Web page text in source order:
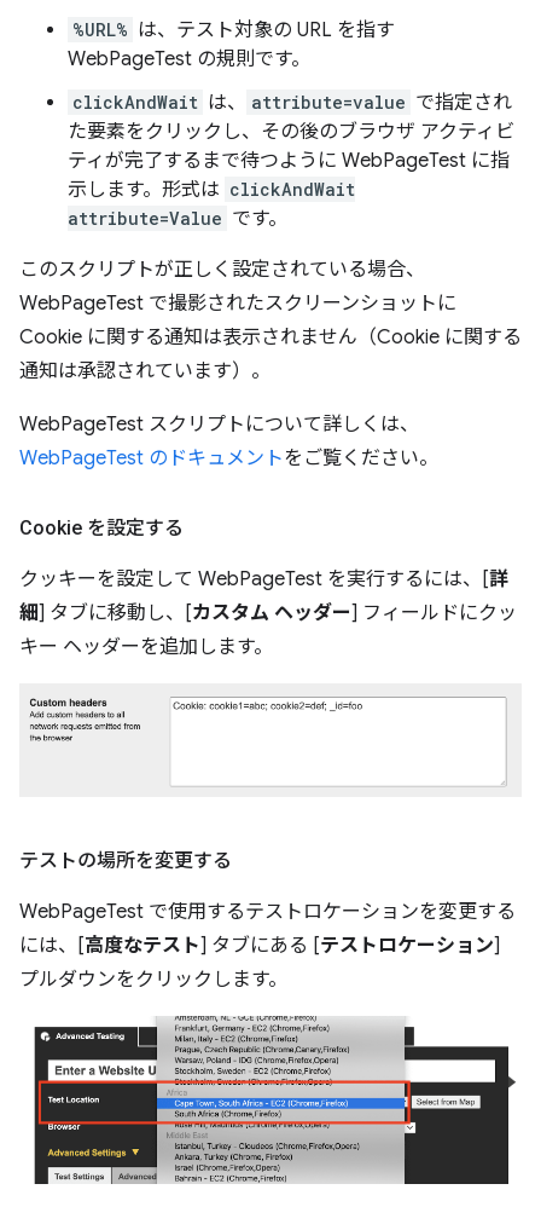
%URL% は、テスト対象の URL を指す
WebPageTest の規則です。
clickAndWait は、 attribute=value で指定され
た要素をクリックし、その後のブラウザ アクティビ
ティが完了するまで待つように WebPageTest に指
示します。形式は clickAndWait
attribute=Value です。
このスクリプトが正しく設定されている場合、
WebPageTest で撮影されたスクリーンショットに
Cookie に関する通知は表示されません（Cookie に関する
通知は承認されています）。
WebPageTest スクリプトについて詳しくは、
WebPageTest のドキュメントをご覧ください。
Cookie を設定する
クッキーを設定して WebPageTest を実行するには、[詳
細] タブに移動し、[カスタム ヘッダー] フィールドにクッ
キー ヘッダーを追加します。
テストの場所を変更する
WebPageTest で使用するテストロケーションを変更する
には、[高度なテスト] タブにある [テストロケーション]
プルダウンをクリックします。